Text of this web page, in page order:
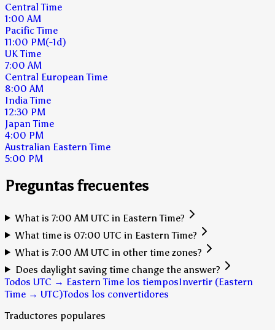
Central Time
1:00 AM
Pacific Time
11:00 PM(-1d)
UK Time
7:00 AM
Central European Time
8:00 AM
India Time
12:30 PM
Japan Time
4:00 PM
Australian Eastern Time
5:00 PM
Preguntas frecuentes
What is 7:00 AM UTC in Eastern Time?
What time is 07:00 UTC in Eastern Time?
What is 7:00 AM UTC in other time zones?
Does daylight saving time change the answer?
Todos UTC → Eastern Time los tiemposInvertir (Eastern
Time → UTC)Todos los convertidores
Traductores populares